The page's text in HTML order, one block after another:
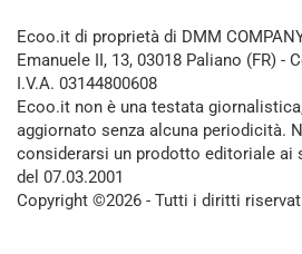
Ecoo.it di proprietà di DMM
Emanuele II, 13, 03018 Paliano (FR) -
I.V.A. 03144800608
Ecoo.it non è una testata
aggiornato senza alcuna periodicità.
considerarsi un prodotto editoriale ai
del 07.03.2001
Copyright ©2026 - Tutti i diritti